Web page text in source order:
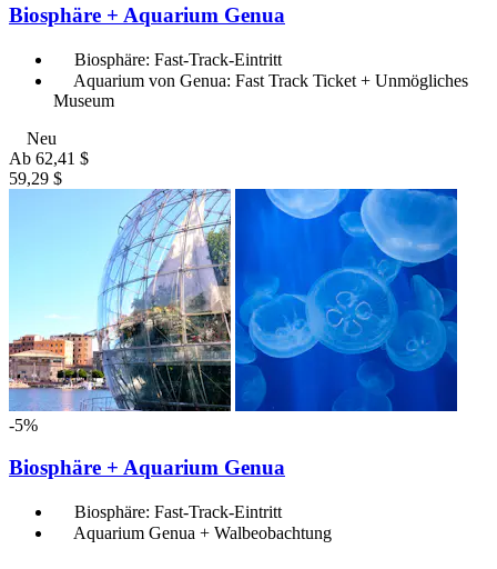
Biosphäre + Aquarium Genua
Biosphäre: Fast-Track-Eintritt
Aquarium von Genua: Fast Track Ticket + Unmögliches
Museum
Neu
Ab 62,41 $
59,29 $
-5%
Biosphäre + Aquarium Genua
Biosphäre: Fast-Track-Eintritt
Aquarium Genua + Walbeobachtung